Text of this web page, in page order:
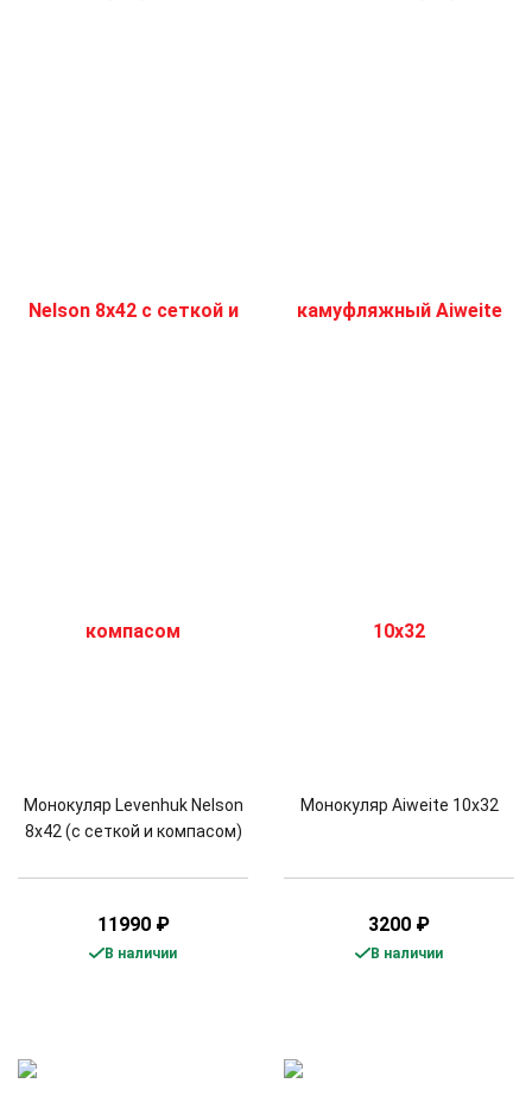
Монокуляр Levenhuk Nelson
8x42 (с сеткой и компасом)
11990 ₽
В наличии
Монокуляр Aiweite 10x32
3200 ₽
В наличии